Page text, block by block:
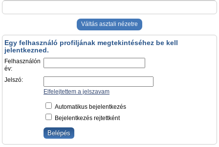
Váltás asztali nézetre
Egy felhasználó profiljának megtekintéséhez be kell
jelentkezned.
Felhasználón
év:
Jelszó:
Elfelejtettem a jelszavam
Automatikus bejelentkezés
Bejelentkezés rejtettként